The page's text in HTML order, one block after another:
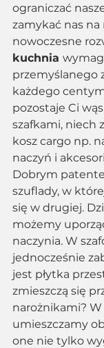
ograniczać
zamykać nas
nowoczesne
kuchnia
przemyślanego
każdego
pozostaje Ci
szafkami, niech
kosz cargo np.
naczyń i
Dobrym
szuflady, w
się w drugiej.
możemy
naczynia. W
jednocześnie
jest płytka
zmieszczą się
narożnikami?
umieszczamy
one nie tylko